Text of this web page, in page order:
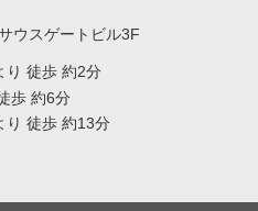
ウスゲートビル3F
り 徒歩 約2分
歩 約6分
り 徒歩 約13分